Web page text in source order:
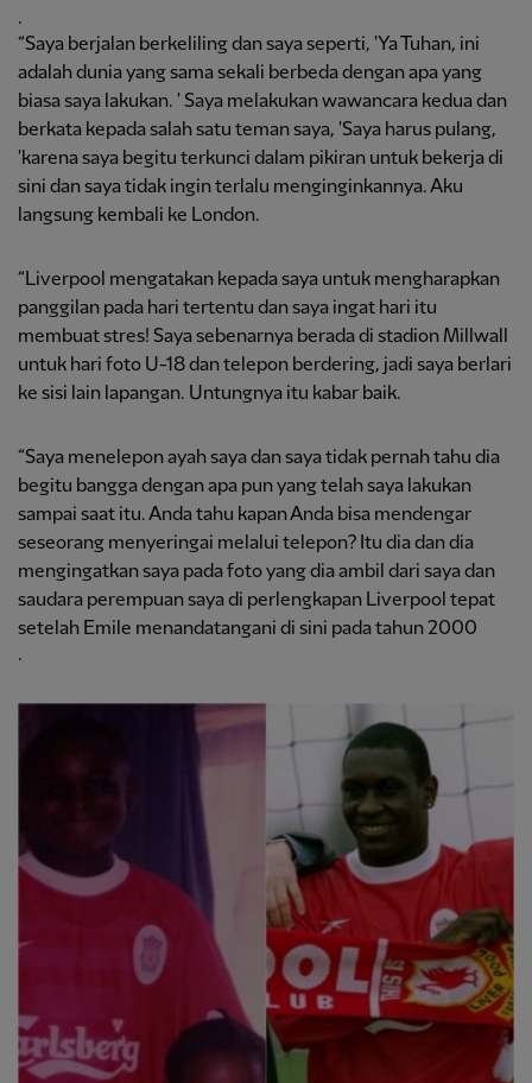
.
“Saya berjalan berkeliling dan saya seperti, 'Ya Tuhan, ini
adalah dunia yang sama sekali berbeda dengan apa yang
biasa saya lakukan. ' Saya melakukan wawancara kedua dan
berkata kepada salah satu teman saya, 'Saya harus pulang,
'karena saya begitu terkunci dalam pikiran untuk bekerja di
sini dan saya tidak ingin terlalu menginginkannya. Aku
langsung kembali ke London.
“Liverpool mengatakan kepada saya untuk mengharapkan
panggilan pada hari tertentu dan saya ingat hari itu
membuat stres! Saya sebenarnya berada di stadion Millwall
untuk hari foto U-18 dan telepon berdering, jadi saya berlari
ke sisi lain lapangan. Untungnya itu kabar baik.
“Saya menelepon ayah saya dan saya tidak pernah tahu dia
begitu bangga dengan apa pun yang telah saya lakukan
sampai saat itu. Anda tahu kapan Anda bisa mendengar
seseorang menyeringai melalui telepon? Itu dia dan dia
mengingatkan saya pada foto yang dia ambil dari saya dan
saudara perempuan saya di perlengkapan Liverpool tepat
setelah Emile menandatangani di sini pada tahun 2000
.